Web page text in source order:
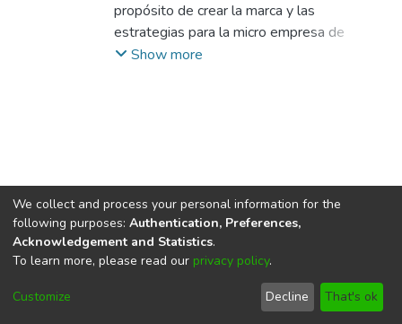
Herrera Palomo, Cristian
propósito de crear la marca y las
estrategias para la micro empresa de
fingerboard Dedos , ayudando a concretar
lograr un posicionamiento tanto en la
industria y en el mercado, con el fin de llegar
a ser una empresa económicamente
sostenible.
En este trabajo se resolvió las necesidades
de la empresa Dedos , utilizando el
Proyecto como método Factible, con una
Show more
DSpace softwarecopyright © 2002-2026
Cookie
End User
Agreement
Send
Feedback
We collect and process your personal information for the
following purposes: Authentication, Preferences,
Acknowledgement and Statistics.
To learn more, please read our privacy policy.
Customize Decline That's ok